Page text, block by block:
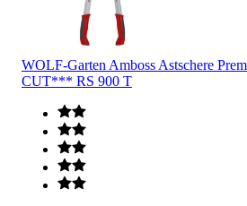
WOLF-Garten Amboss Astschere
CUT*** RS 900 T